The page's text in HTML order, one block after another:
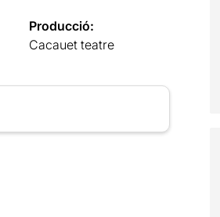
Producció:
Cacauet teatre